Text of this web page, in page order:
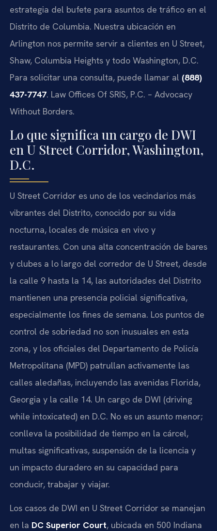
estrategia del bufete para asuntos de tráfico en el
Distrito de Columbia. Nuestra ubicación en
Arlington nos permite servir a clientes en U Street,
Shaw, Columbia Heights y todo Washington, D.C.
Para solicitar una consulta, puede llamar al (888)
437-7747. Law Offices Of SRIS, P.C. – Advocacy
Without Borders.
Lo que significa un cargo de DWI
en U Street Corridor, Washington,
D.C.
U Street Corridor es uno de los vecindarios más
vibrantes del Distrito, conocido por su vida
nocturna, locales de música en vivo y
restaurantes. Con una alta concentración de bares
y clubes a lo largo del corredor de U Street, desde
la calle 9 hasta la 14, las autoridades del Distrito
mantienen una presencia policial significativa,
especialmente los fines de semana. Los puntos de
control de sobriedad no son inusuales en esta
zona, y los oficiales del Departamento de Policía
Metropolitana (MPD) patrullan activamente las
calles aledañas, incluyendo las avenidas Florida,
Georgia y la calle 14. Un cargo de DWI (driving
while intoxicated) en D.C. No es un asunto menor;
conlleva la posibilidad de tiempo en la cárcel,
multas significativas, suspensión de la licencia y
un impacto duradero en su capacidad para
conducir, trabajar y viajar.
Los casos de DWI en U Street Corridor se manejan
en la DC Superior Court, ubicada en 500 Indiana